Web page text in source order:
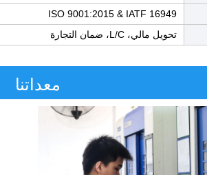
ISO 9001:2015 & IATF 16949
تحويل مالي، L/C، ضمان التجارة
معداتنا